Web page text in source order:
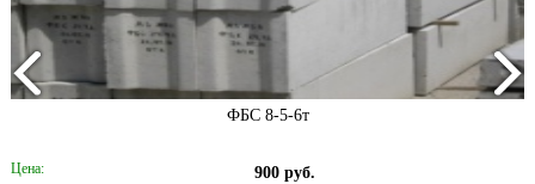
ФБС 8-5-6т
Цена: 900 руб.